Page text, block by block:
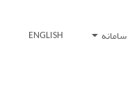
ENGLISH